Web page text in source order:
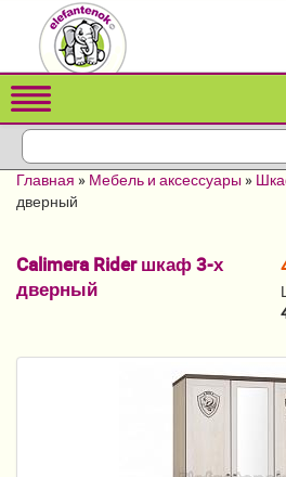
Спасибо, что выбрали нас!
Распродажа!
Детские коляски
Кроватки для новорожденных
Конверты, муфты
Постельные принадлежности
Главная » Мебель и аксессуары »
дверный
Calimera Rider шкаф 3-х
дверный